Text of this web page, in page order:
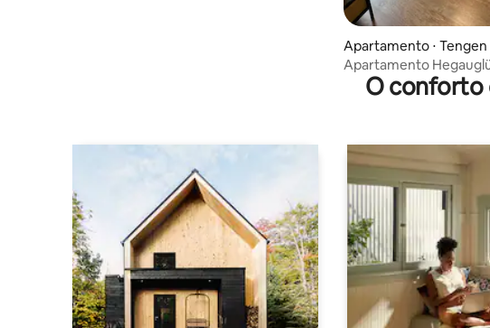
Apartamento ⋅ Tengen
Apartamento
O conforto